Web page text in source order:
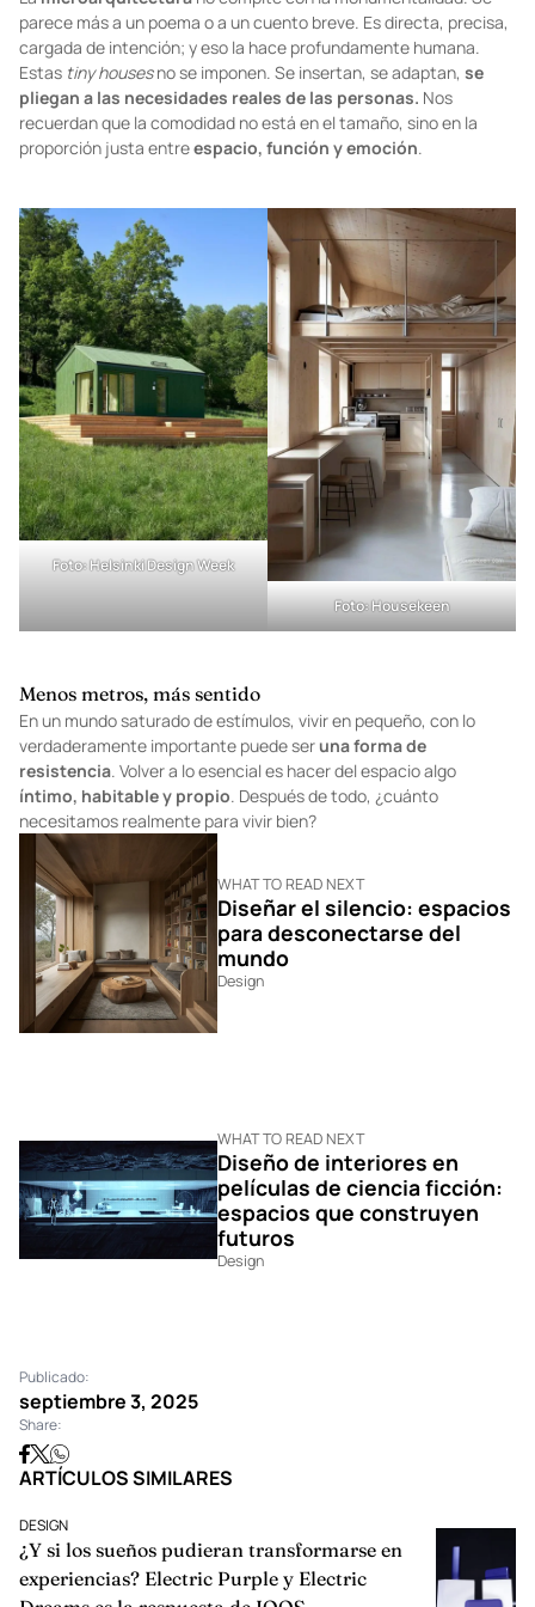
parece más a un poema o a un cuento breve. Es directa, precisa,
cargada de intención; y eso la hace profundamente humana.
Estas tiny housesno se imponen. Se insertan, se adaptan, se
pliegan a las necesidades reales de las personas. Nos
recuerdan que la comodidad no está en el tamaño, sino en la
proporción justa entreespacio, función y emoción.
Foto:Helsinki Design Week
Foto:Housekeen
Menos metros, más sentido
En un mundo saturado de estímulos, vivir en pequeño, con lo
verdaderamente importante puede seruna forma de
resistencia. Volver a lo esencial es hacer del espacio algo
íntimo, habitable y propio. Después de todo, ¿cuánto
necesitamos realmente para vivir bien?
WHAT TO READ NEXT
Diseñar el silencio: espacios
para desconectarse del
mundo
Design
WHAT TO READ NEXT
Diseño de interiores en
películas de ciencia ficción:
espacios que construyen
futuros
Design
Publicado:
septiembre 3, 2025
Share:
ARTÍCULOS SIMILARES
DESIGN
¿Y si los sueños pudieran transformarse en
experiencias? Electric Purple y Electric